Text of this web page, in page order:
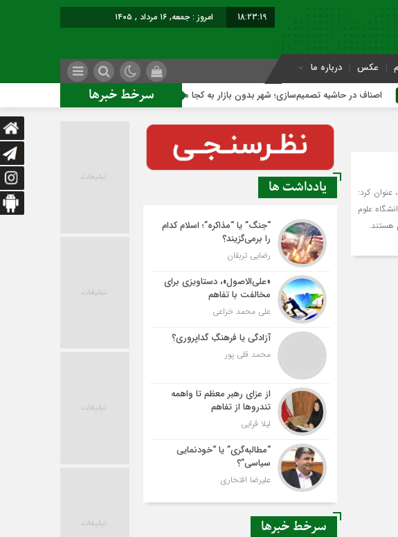
18:23:19 برابر با : Fri
عکس درباره ما
سرخط خبرها حاشیه تصمیم‌سازی؛ شهر بدون بازار به کجا می‌رسد؟ کاشمر روی ریل توسعه متوازن
کرد:
علوم
هستند.
یادداشت ها
“جنگ” یا “مذاکره”؛ اسلام کدام
را برمی‌گزیند؟
رضایی تربقان
«علی‌الاصول»، دستاویزی برای
مخالفت با تفاهم
علی محمد خزاعی
آزادگی یا فرهنگِ گداپروری؟
محمد قلی پور
از عزای رهبر معظم تا واهمه
تندروها از تفاهم
لیلا قرایی
“مطالبه‌گری” یا “خودنمایی
سیاسی”؟
علیرضا افتخاری
سرخط خبرها